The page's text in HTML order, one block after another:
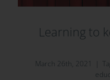
Learning to
March 26th, 2021